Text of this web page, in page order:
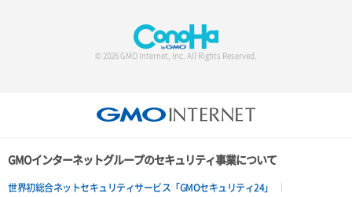
© 2026 GMO Internet, Inc. All Rights Reserved.
GMOインターネットグループのセキュリティ事業について
世界初総合ネットセキュリティサービス「GMOセキュリティ24」